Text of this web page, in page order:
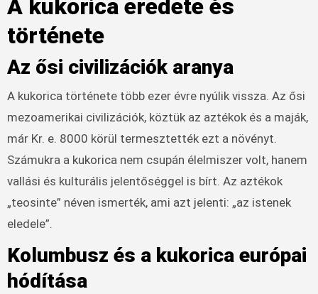
A kukorica eredete és
története
Az ősi civilizációk aranya
A kukorica története több ezer évre nyúlik vissza. Az ősi
mezoamerikai civilizációk, köztük az aztékok és a maják,
már Kr. e. 8000 körül termesztették ezt a növényt.
Számukra a kukorica nem csupán élelmiszer volt, hanem
vallási és kulturális jelentőséggel is bírt. Az aztékok
„teosinte” néven ismerték, ami azt jelenti: „az istenek
eledele”.
Kolumbusz és a kukorica európai
hódítása